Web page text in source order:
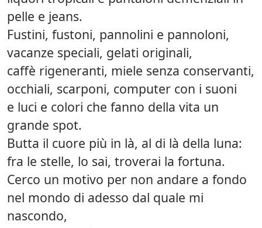
pelle e jeans.
Fustini, fustoni, pannolini e pannoloni,
vacanze speciali, gelati originali,
caffè rigeneranti, miele senza conservanti,
occhiali, scarponi, computer con i suoni
e luci e colori che fanno della vita un
grande spot.
Butta il cuore più in là, al di là della luna:
fra le stelle, lo sai, troverai la fortuna.
Cerco un motivo per non andare a fondo
nel mondo di adesso dal quale mi
nascondo,